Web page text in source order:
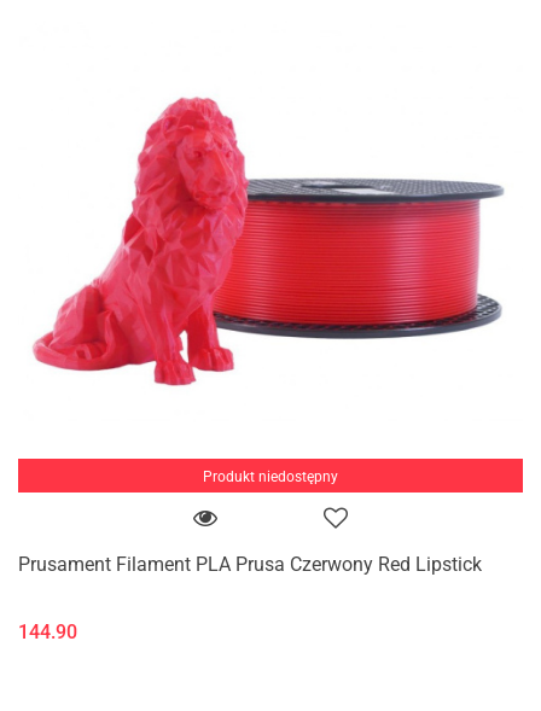
Produkt niedostępny
Prusament Filament PLA Prusa Czerwony Red Lipstick
144.90